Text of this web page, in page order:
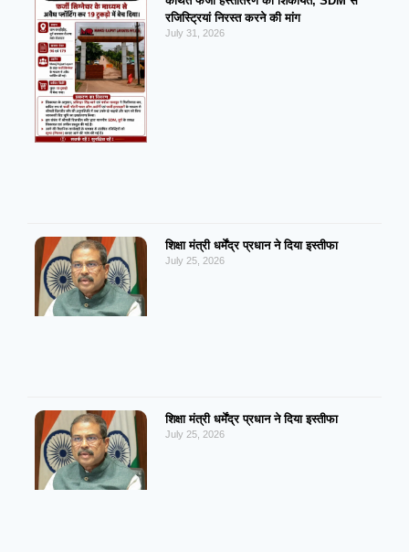
रजिस्ट्रियां निरस्त करने की मांग
July 31, 2026
शिक्षा मंत्री धर्मेंद्र प्रधान ने दिया इस्तीफा
July 25, 2026
शिक्षा मंत्री धर्मेंद्र प्रधान ने दिया इस्तीफा
July 25, 2026